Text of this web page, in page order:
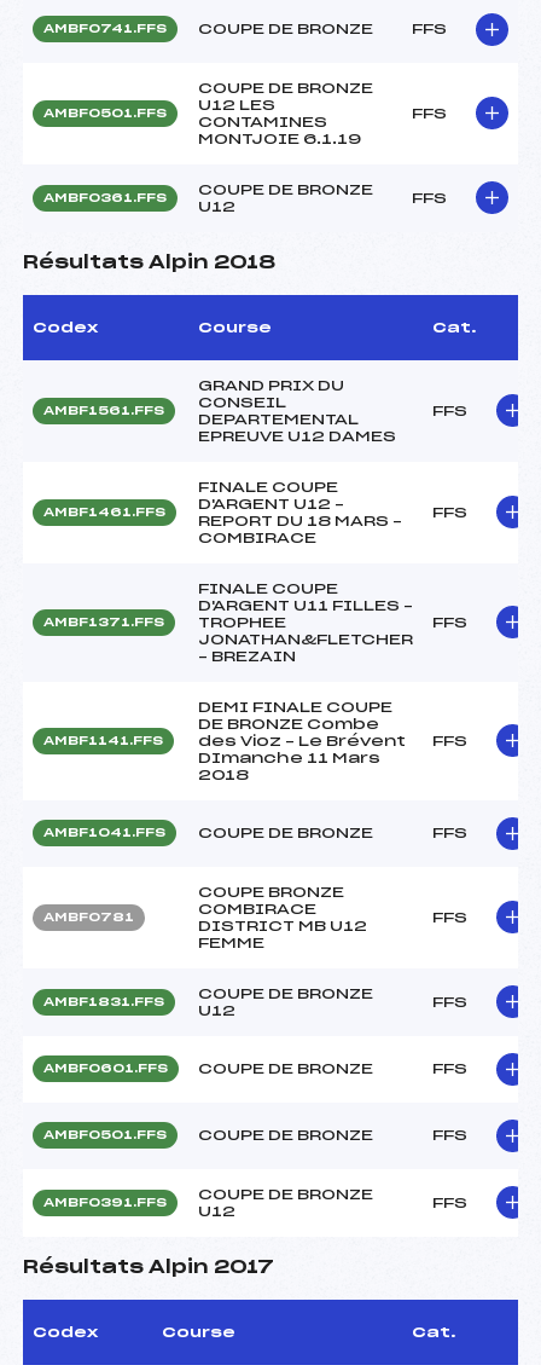
AMBF0741.FFS COUPE DE BRONZE FFS
AMBF0501.FFS
COUPE DE BRONZE
U12 LES
CONTAMINES
MONTJOIE 6.1.19
FFS
AMBF0361.FFS
COUPE DE BRONZE
U12
FFS
Résultats Alpin 2018
Codex Course Cat.
AMBF1561.FFS
GRAND PRIX DU
CONSEIL
DEPARTEMENTAL
EPREUVE U12 DAMES
FFS
AMBF1461.FFS
FINALE COUPE
D'ARGENT U12 –
REPORT DU 18 MARS –
COMBIRACE
FFS
AMBF1371.FFS
FINALE COUPE
D'ARGENT U11 FILLES –
TROPHEE
JONATHAN&FLETCHER
– BREZAIN
FFS
AMBF1141.FFS
DEMI FINALE COUPE
DE BRONZE Combe
des Vioz – Le Brévent
DImanche 11 Mars
2018
FFS
AMBF1041.FFS COUPE DE BRONZE FFS
AMBF0781
COUPE BRONZE
COMBIRACE
DISTRICT MB U12
FEMME
FFS
AMBF1831.FFS
COUPE DE BRONZE
U12
FFS
AMBF0601.FFS COUPE DE BRONZE FFS
AMBF0501.FFS COUPE DE BRONZE FFS
AMBF0391.FFS
COUPE DE BRONZE
U12
FFS
Résultats Alpin 2017
Codex Course Cat.